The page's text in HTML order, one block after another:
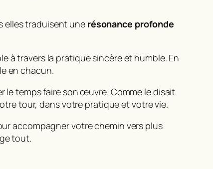
elles traduisent une résonance profonde
à travers la pratique sincère et humble. En
en chacun.
le temps faire son œuvre. Comme le disait
tour, dans votre pratique et votre vie.
accompagner votre chemin vers plus
tout.